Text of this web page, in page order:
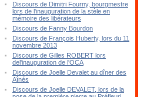
Discours de Dimitri Fourny, bourgmestre
lors de l'inauguration de la stèle en
mémoire des libérateurs
Discours de Fanny Bourdon
Discours de François Huberty, lors du 11
novembre 2013
Discours de Gilles ROBERT lors
del'inauguration de l'OCA
Discours de Joelle Devalet au dîner des
Aînés
Discours de Joelle DEVALET, lors de la